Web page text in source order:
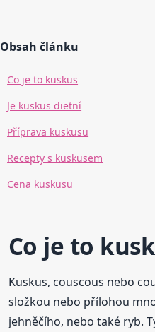
Obsah článku
Co je to kuskus
Je kuskus dietní
Příprava kuskusu
Recepty s kuskusem
Cena kuskusu
Co je to
Kuskus, couscous nebo
složkou nebo přílohou
jehněčího, nebo také ryb.